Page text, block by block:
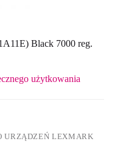
Black 7000 reg.
użytkowania
URZĄDZEŃ LEXMARK